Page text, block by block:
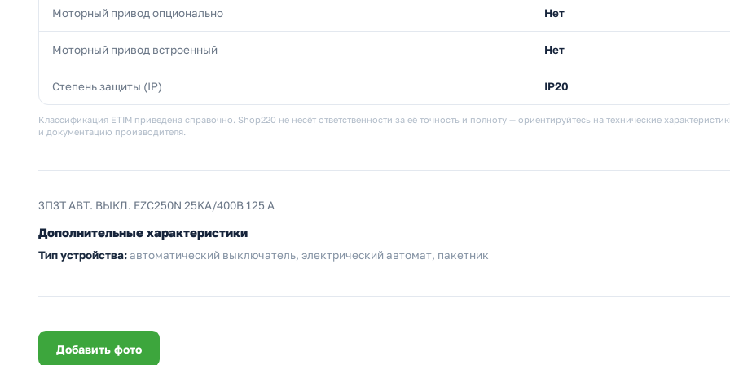
Моторный привод опционально Нет
Моторный привод встроенный Нет
Степень защиты (IP) IP20
Классификация ETIM приведена справочно. Shop220 не несёт ответственности за её точность и полноту — ориентируйтесь на технические
и документацию производителя.
3П3Т АВТ. ВЫКЛ. EZC250N 25KA/400В 125 A
Дополнительные характеристики
Тип устройства:автоматический выключатель, электрический автомат, пакетник
Добавить фото